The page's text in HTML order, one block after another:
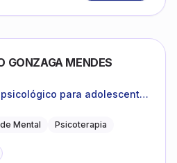
GONZAGA MENDES
para adolescentes
Mental Psicoterapia